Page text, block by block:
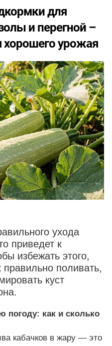
для
и перегной –
урожая
ухода
приведет к
избежать этого,
правильно поливать,
куст
погоду: как и сколько
кабачков в жару — это